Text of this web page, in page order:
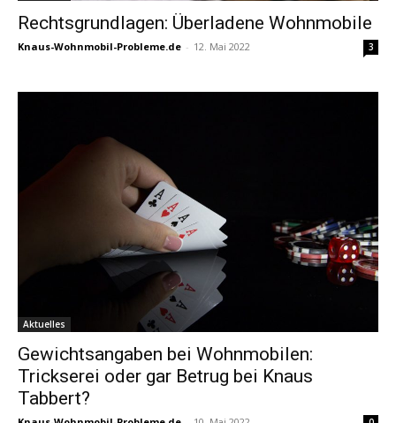
Rechtsgrundlagen: Überladene Wohnmobile
Knaus-Wohnmobil-Probleme.de - 12. Mai 2022 3
Aktuelles
Gewichtsangaben bei Wohnmobilen:
Trickserei oder gar Betrug bei Knaus
Tabbert?